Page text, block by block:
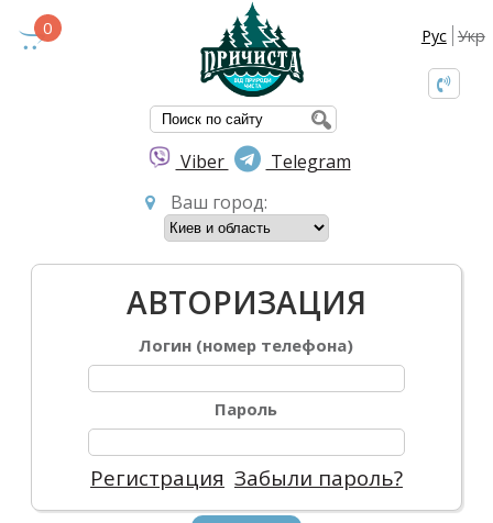
ФОРМА
Viber
Telegram
Ваш город:
АВТОРИЗАЦИЯ
Логин (номер телефона)
Пароль
Регистрация Забыли пароль?
0 Рус Укр